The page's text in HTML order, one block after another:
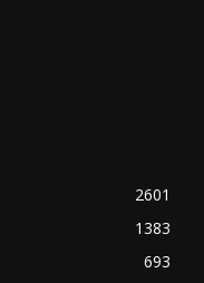
2601
1383
693